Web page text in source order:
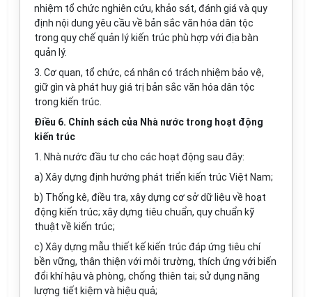
nhiệm tổ chức nghiên cứu, khảo sát, đánh giá và quy
định nội dung yêu cầu về bản sắc văn hóa dân tộc
trong quy chế quản lý kiến trúc phù hợp với địa bàn
quản lý.
3. Cơ quan, tổ chức, cá nhân có trách nhiệm bảo vệ,
giữ gìn và phát huy giá trị bản sắc văn hóa dân tộc
trong kiến trúc.
Điều 6. Chính sách của Nhà nước trong hoạt động
kiến trúc
1. Nhà nước đầu tư cho các hoạt động sau đây:
a) Xây dựng định hướng phát triển kiến trúc Việt Nam;
b) Thống kê, điều tra, xây dựng cơ sở dữ liệu về hoạt
động kiến trúc; xây dựng tiêu chuẩn, quy chuẩn kỹ
thuật về kiến trúc;
c) Xây dựng mẫu thiết kế kiến trúc đáp ứng tiêu chí
bền vững, thân thiện với môi trường, thích ứng với biến
đổi khí hậu và phòng, chống thiên tai; sử dụng năng
lượng tiết kiệm và hiệu quả;